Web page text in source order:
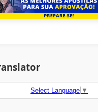
Select Language ▼